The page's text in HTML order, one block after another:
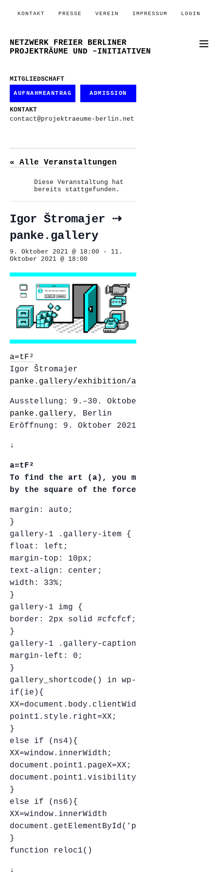
KONTAKT PRESSE VEREIN IMPRESSUM LOGIN
NETZWERK FREIER BERLINER
PROJEKTRÄUME UND –INITIATIVEN
MITGLIEDSCHAFT
AUFNAHMEANTRAG ADMISSION
KONTAKT
contact@projektraeume-berlin.net
« Alle Veranstaltungen
Diese Veranstaltung hat
bereits stattgefunden.
Igor Štromajer ⇢
panke.gallery
9. Oktober 2021 @ 18:00 - 11.
Oktober 2021 @ 18:00
a=tF²
Igor Štromajer
panke.gallery/exhibition/atf2
Ausstellung: 9.–30. Oktober 2021
panke.gallery, Berlin
Eröffnung: 9. Oktober 2021, 19. Uhr
↓
a=tF²
To find the art (a), you multiply the
by the square of the force (F²).
margin: auto;
}
gallery-1 .gallery-item {
float: left;
margin-top: 10px;
text-align: center;
width: 33%;
}
gallery-1 img {
border: 2px solid #cfcfcf;
}
gallery-1 .gallery-caption {
margin-left: 0;
}
gallery_shortcode() in wp-includes/media/
if(ie){
XX=document.body.clientWidth;
point1.style.right=XX;
}
else if (ns4){
XX=window.innerWidth;
document.point1.pageX=XX;
document.point1.visibility=”hidden”;
}
else if (ns6){
XX=window.innerWidth
}
function reloc1()